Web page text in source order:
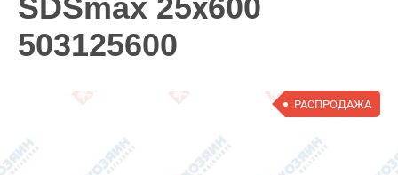
SDSmax 25х600
503125600
РАСПРОДАЖА